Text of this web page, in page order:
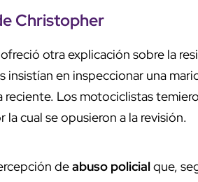
Christopher
ofreció otra explicación sobre la
insistían en inspeccionar una
Los motociclistas
cual se opusieron a la revisión.
deabuso policialque,